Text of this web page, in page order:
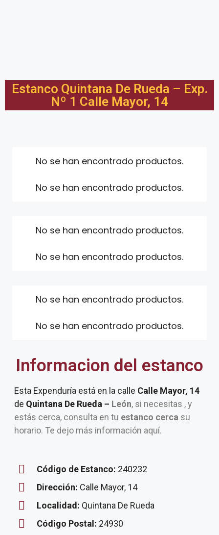
Estanco Quintana De Rueda – Exp.
Nº 1 Calle Mayor, 14
No se han encontrado productos.
No se han encontrado productos.
No se han encontrado productos.
No se han encontrado productos.
No se han encontrado productos.
No se han encontrado productos.
Informacion del estanco
Esta Expenduría está en la calle Calle Mayor, 14
de Quintana De Rueda – León, si necesitas , y
estás cerca, consulta en tu estanco cerca su
horario. Te dejo más información aquí.
Código de Estanco: 240232
Dirección: Calle Mayor, 14
Localidad: Quintana De Rueda
Código Postal: 24930